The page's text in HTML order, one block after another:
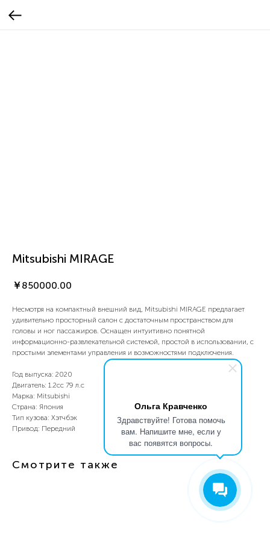
Ольга Кравченко
Здравствуйте! Готова помочь
вам. Напишите мне, если у
вас появятся вопросы.
Mitsubishi MIRAGE
￥850000.00
Несмотря на компактный внешний вид, Mitsubishi MIRAGE предлагает
удивительно просторный салон с достаточным пространством для
головы и ног пассажиров. Оснащен интуитивно понятной
информационно-развлекательной системой, простой в использовании, с
простыми элементами управления и возможностями подключения.
Год выпуска: 2020
Двигатель: 1.2сс 79 л.с
Марка: Mitsubishi
Страна: Япония
Тип кузова: Хэтчбэк
Привод: Передний
Смотрите также